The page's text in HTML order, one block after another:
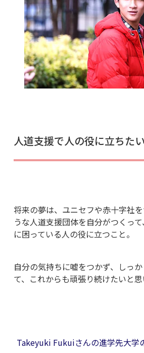
人道支援で人の役に立ちたい
将来の夢は、ユニセフや赤十字社を
うな人道支援団体を自分がつくって
に困っている人の役に立つこと。
自分の気持ちに嘘をつかず、しっ
て、これからも頑張り続けたいと思
Takeyuki Fukuiさんの進学先大学